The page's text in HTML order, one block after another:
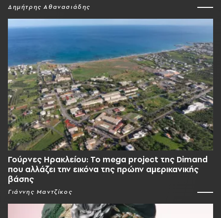
Δημήτρης Αθανασιάδης
Γούρνες Ηρακλείου: To mega project της Dimand
που αλλάζει την εικόνα της πρώην αμερικανικής
βάσης
Γιάννης Μαντζίκος